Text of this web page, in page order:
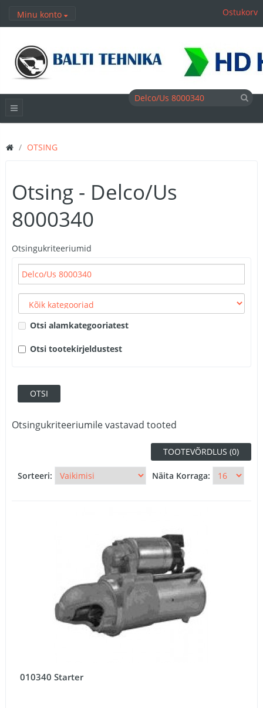
Minu konto Ostukorv
OTSING
Otsing - Delco/Us
8000340
Otsingukriteeriumid
Otsi alamkategooriatest
Otsi tootekirjeldustest
Otsingukriteeriumile vastavad tooted
TOOTEVÕRDLUS (0)
Sorteeri: Näita Korraga:
010340 Starter